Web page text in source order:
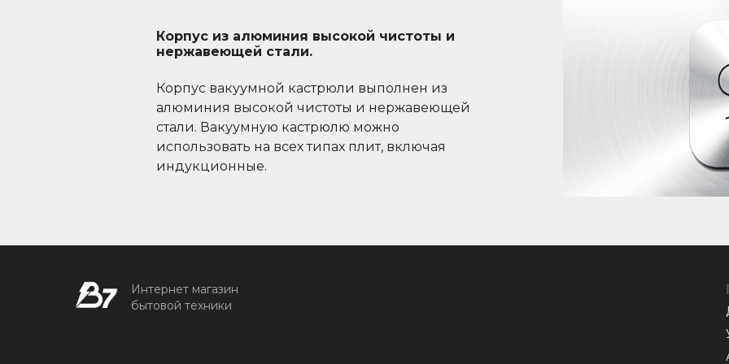
Корпус из алюминия высокой чистоты и
нержавеющей стали.
Корпус вакуумной кастрюли выполнен из
алюминия высокой чистоты и нержавеющей
стали. Вакуумную кастрюлю можно
использовать на всех типах плит, включая
индукционные.
Интернет магазин
бытовой техники